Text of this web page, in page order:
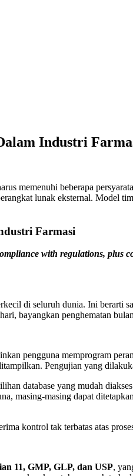
Industri
memenuhi beberapa
lunak eksternal. Model
Farmasi
with regulations, plus
di seluruh dunia. Ini berarti
bayangkan penghematan
pengguna memprogram
Pengujian yang
database yang mudah
masing-masing dapat
kontrol tak terbatas atas
11, GMP, GLP, dan USP,